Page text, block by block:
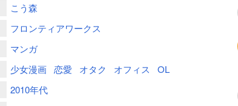
こう森
フロンティアワークス
マンガ
少女漫画 恋愛 オタク オフィス OL
2010年代